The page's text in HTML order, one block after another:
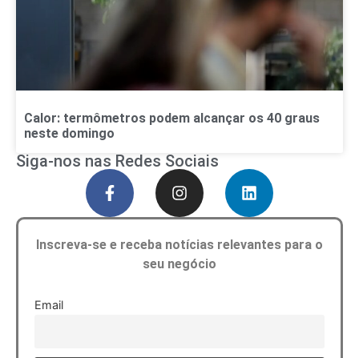
Calor: termômetros podem alcançar os 40 graus
neste domingo
Siga-nos nas Redes Sociais
Inscreva-se e receba notícias relevantes para o
seu negócio
Email